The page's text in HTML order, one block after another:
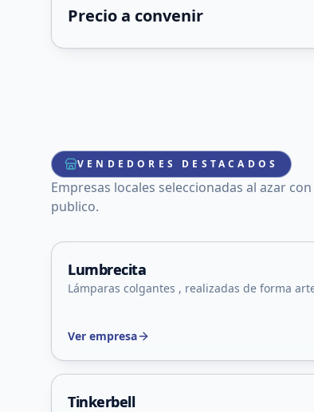
Precio a convenir
VENDEDORES DESTACADOS
Empresas locales seleccionadas al azar
publico.
Lumbrecita
Lámparas colgantes , realizadas de forma
Ver empresa
Tinkerbell